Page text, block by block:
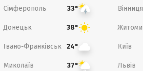
Сімферополь 33° Вінниця
Донецьк 38°
Івано-Франківськ 24° Київ
Миколаїв 37° Львів